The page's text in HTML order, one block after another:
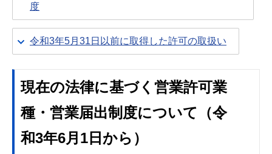
度
令和3年5月31日以前に取得した許可の取扱い
現在の法律に基づく 営業許可業
種・営業届出制度について
（令
和3年6月1日から）